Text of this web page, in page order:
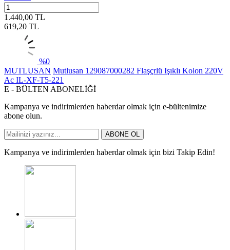
1.440,00 TL
619,20 TL
%0
MUTLUSAN Mutlusan 129087000282 Flaşçrlü Işıklı Kolon 220V
Ac IL-XF-T5-221
E - BÜLTEN ABONELİĞİ
Kampanya ve indirimlerden haberdar olmak için e-bültenimize
abone olun.
ABONE OL
Kampanya ve indirimlerden haberdar olmak için bizi Takip Edin!